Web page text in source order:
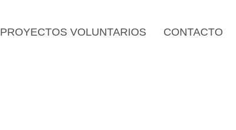
PROYECTOS VOLUNTARIOS CONTACTO